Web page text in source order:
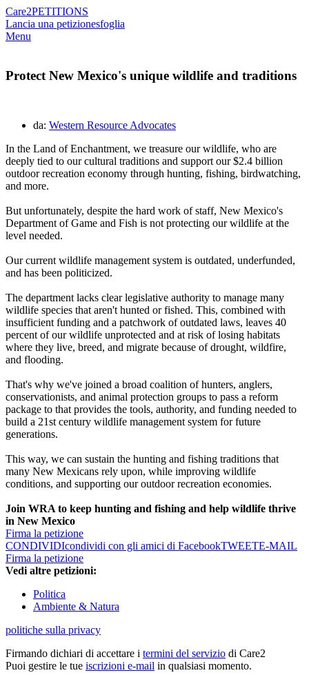
Care2PETITIONS
Lancia una petizionesfoglia
Menu
Protect New Mexico's unique wildlife and traditions
da: Western Resource Advocates
In the Land of Enchantment, we treasure our wildlife, who are
deeply tied to our cultural traditions and support our $2.4 billion
outdoor recreation economy through hunting, fishing, birdwatching,
and more.
But unfortunately, despite the hard work of staff, New Mexico's
Department of Game and Fish is not protecting our wildlife at the
level needed.
Our current wildlife management system is outdated, underfunded,
and has been politicized.
The department lacks clear legislative authority to manage many
wildlife species that aren't hunted or fished. This, combined with
insufficient funding and a patchwork of outdated laws, leaves 40
percent of our wildlife unprotected and at risk of losing habitats
where they live, breed, and migrate because of drought, wildfire,
and flooding.
That's why we've joined a broad coalition of hunters, anglers,
conservationists, and animal protection groups to pass a reform
package to that provides the tools, authority, and funding needed to
build a 21st century wildlife management system for future
generations.
This way, we can sustain the hunting and fishing traditions that
many New Mexicans rely upon, while improving wildlife
conditions, and supporting our outdoor recreation economies.
Join WRA to keep hunting and fishing and help wildlife thrive
in New Mexico
Firma la petizione
CONDIVIDIcondividi con gli amici di FacebookTWEETE-MAIL
Firma la petizione
Vedi altre petizioni:
Politica
Ambiente & Natura
politiche sulla privacy
Firmando dichiari di accettare i termini del servizio di Care2
Puoi gestire le tue iscrizioni e-mail in qualsiasi momento.